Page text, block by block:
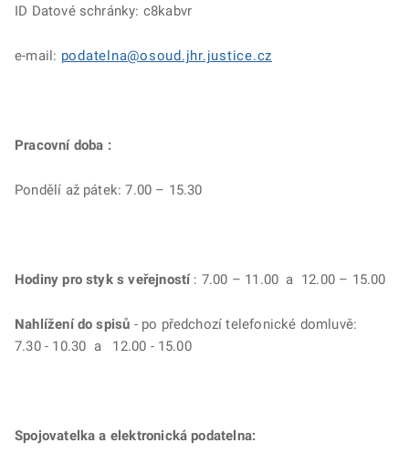
ID Datové schránky: c8kabvr
e-mail: podatelna@osoud.jhr.justice.cz
Pracovní doba :
Pondělí až pátek: 7.00 – 15.30
Hodiny pro styk s veřejností : 7.00 – 11.00 a 12.00 – 15.00
Nahlížení do spisů - po předchozí telefonické domluvě:
7.30 - 10.30 a 12.00 - 15.00
Spojovatelka a elektronická podatelna: